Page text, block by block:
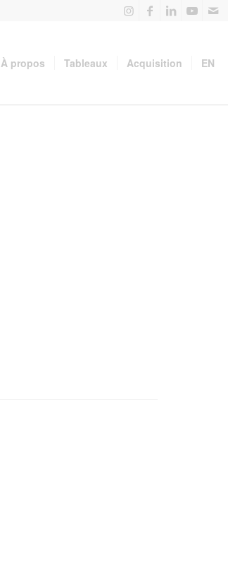
À propos Tableaux Acquisition EN